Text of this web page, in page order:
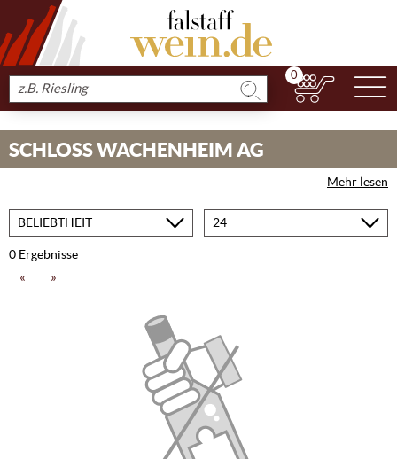
Produkt
suchen
0
SCHLOSS WACHENHEIM AG
Mehr lesen
Sortieren
nach
Produkte
pro
0 Ergebnisse
« »